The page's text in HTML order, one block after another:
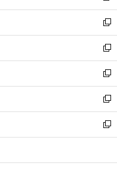
開
く
ウ
で
開
く
ン
ド
ウ
で
開
く
ウ
ィ
ン
ド
ウ
で
開
く
し
い
ウ
ィ
ン
ド
ウ
で
開
く
新
し
い
ウ
ィ
ン
ド
ウ
で
開
新
し
い
ウ
ィ
ン
ド
ウ
開
新
し
い
ウ
ィ
ン
ウ
新
し
い
ウ
ン
新
し
ウ